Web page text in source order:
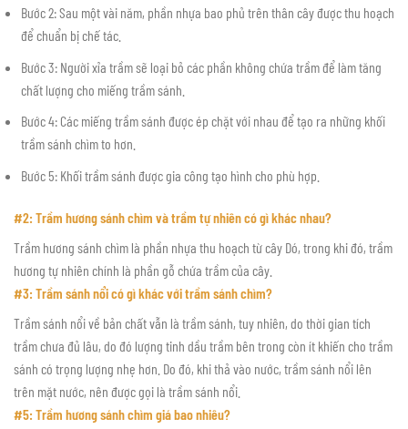
Bước 2: Sau một vài năm, phần nhựa bao phủ trên thân cây được thu hoạch
để chuẩn bị chế tác.
Bước 3: Người xỉa trầm sẽ loại bỏ các phần không chứa trầm để làm tăng
chất lượng cho miếng trầm sánh.
Bước 4: Các miếng trầm sánh được ép chặt với nhau để tạo ra những khối
trầm sánh chìm to hơn.
Bước 5: Khối trầm sánh được gia công tạo hình cho phù hợp.
#2: Trầm hương sánh chìm và trầm tự nhiên có gì khác nhau?
Trầm hương sánh chìm là phần nhựa thu hoạch từ cây Dó, trong khi đó, trầm
hương tự nhiên chính là phần gỗ chứa trầm của cây.
#3: Trầm sánh nổi có gì khác với trầm sánh chìm?
Trầm sánh nổi về bản chất vẫn là trầm sánh, tuy nhiên, do thời gian tích
trầm chưa đủ lâu, do đó lượng tinh dầu trầm bên trong còn ít khiến cho trầm
sánh có trọng lượng nhẹ hơn. Do đó, khi thả vào nước, trầm sánh nổi lên
trên mặt nước, nên được gọi là trầm sánh nổi.
#5: Trầm hương sánh chìm giá bao nhiêu?